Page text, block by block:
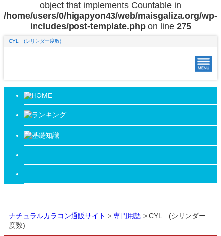
object that implements Countable in
/home/users/0/higapyon43/web/maisgaliza.org/wp-
includes/post-template.phpon line 275
CYL (シリンダー度数)
ナチュラルカラコン通販サイト > 専門用語 > CYL (シリンダー
度数)